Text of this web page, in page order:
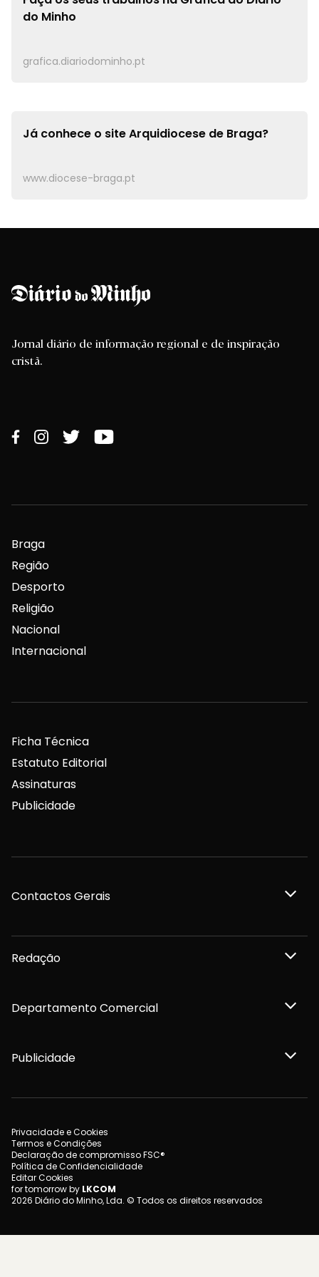
do Minho
grafica.diariodominho.pt
Já conhece o siteArquidiocese de Braga?
www.diocese-braga.pt
Jornal diário de informação regional e de inspiração
cristã.
Braga
Região
Desporto
Religião
Nacional
Internacional
Ficha Técnica
Estatuto Editorial
Assinaturas
Publicidade
Contactos Gerais
Redação
Departamento Comercial
Publicidade
Privacidade e Cookies
Termos e Condições
Declaração de compromisso FSC®
Política de Confidencialidade
Editar Cookies
for tomorrow by LKCOM
2026 Diário do Minho, Lda. © Todos os direitos reservados